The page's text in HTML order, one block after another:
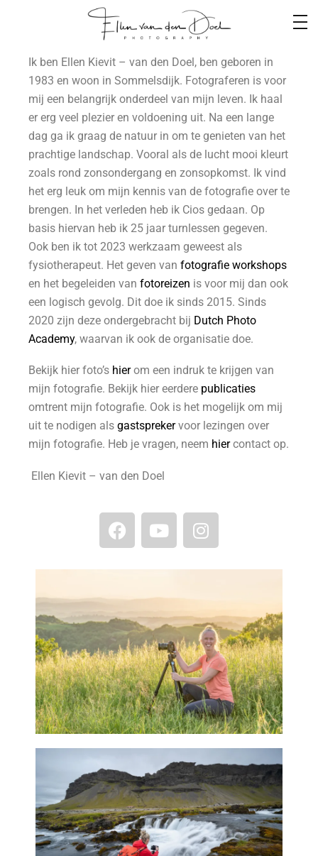
Ik ben Ellen Kievit – van den Doel, ben geboren in
1983 en woon in Sommelsdijk. Fotograferen is voor
mij een belangrijk onderdeel van mijn leven. Ik haal
er erg veel plezier en voldoening uit. Na een lange
dag ga ik graag de natuur in om te genieten van het
prachtige landschap. Vooral als de lucht mooi kleurt
zoals rond zonsondergang en zonsopkomst. Ik vind
het erg leuk om mijn kennis van de fotografie over te
brengen. In het verleden heb ik Cios gedaan. Op
basis hiervan heb ik 25 jaar turnlessen gegeven.
Ook ben ik tot 2023 werkzaam geweest als
fysiotherapeut. Het geven van fotografie workshops
en het begeleiden van fotoreizen is voor mij dan ook
een logisch gevolg. Dit doe ik sinds 2015. Sinds
2020 zijn deze ondergebracht bij Dutch Photo
Academy, waarvan ik ook de organisatie doe.
Bekijk hier foto’s hierom een indruk te krijgen van
mijn fotografie. Bekijk hier eerdere publicaties
omtrent mijn fotografie. Ook is het mogelijk om mij
uit te nodigen als gastsprekervoor lezingen over
mijn fotografie. Heb je vragen, neem hiercontact op.
Ellen Kievit – van den Doel